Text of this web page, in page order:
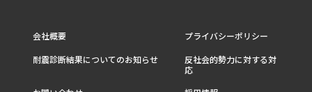
会社概要
プライバシーポリシー
耐震診断結果についてのお知らせ
反社会的勢力に対する対
応